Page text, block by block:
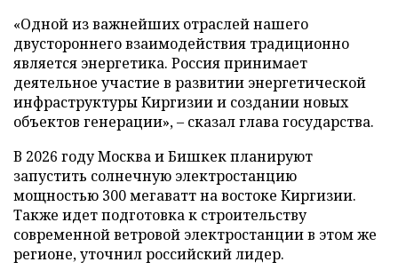
«Одной из важнейших отраслей нашего
двустороннего взаимодействия традиционно
является энергетика. Россия принимает
деятельное участие в развитии энергетической
инфраструктуры Киргизии и создании новых
объектов генерации», – сказал глава государства.
В 2026 году Москва и Бишкек планируют
запустить солнечную электростанцию
мощностью 300 мегаватт на востоке Киргизии.
Также идет подготовка к строительству
современной ветровой электростанции в этом же
регионе, уточнил российский лидер.